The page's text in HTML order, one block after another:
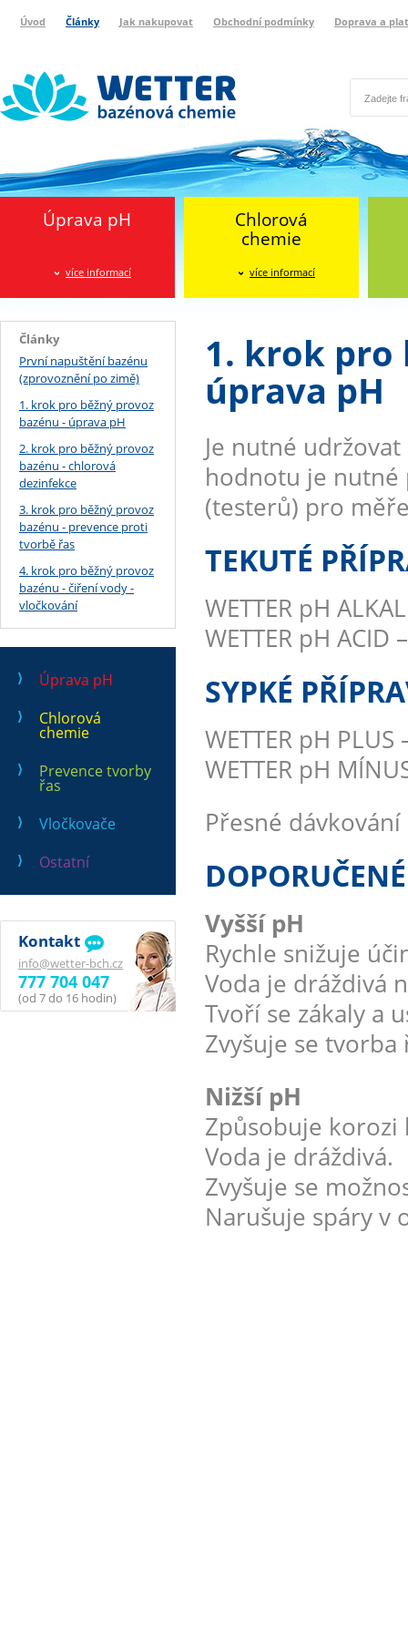
Úvod Články Jak nakupovat Obchodní podmínky Doprava a
Úprava pH
více informací
Chlorová
chemie
více informací
Články
První napuštění bazénu
(zprovoznění po zimě)
1. krok pro běžný provoz
bazénu - úprava pH
2. krok pro běžný provoz
bazénu - chlorová
dezinfekce
3. krok pro běžný provoz
bazénu - prevence proti
tvorbě řas
4. krok pro běžný provoz
bazénu - čiření vody -
vločkování
Úprava pH
Chlorová
chemie
Prevence tvorby
řas
Vločkovače
Ostatní
Kontakt
info@wetter-bch.cz
777 704 047
(od 7 do 16 hodin)
1. krok pro
úprava pH
Je nutné
hodnotu je nutné
(testerů) pro
TEKUTÉ
WETTER pH
WETTER pH
SYPKÉ
WETTER pH
WETTER pH
Přesné
Vyšší pH
Rychle snižuje
Voda je dráždivá
Tvoří se zákaly a
Zvyšuje se tvorba
Nižší pH
Způsobuje korozi
Voda je dráždivá.
Zvyšuje se
Narušuje spáry v